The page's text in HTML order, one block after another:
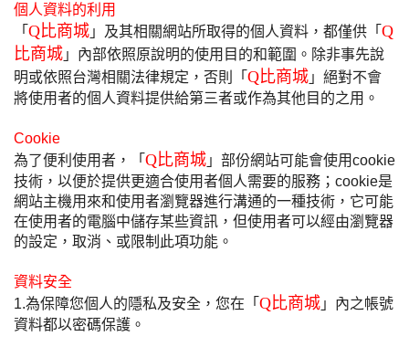
個人資料的利用
「 Q比商城 」及其相關網站所取得的個人資料，都僅供「 Q
比商城 」內部依照原說明的使用目的和範圍。除非事先說
明或依照台灣相關法律規定，否則「 Q比商城 」絕對不會
將使用者的個人資料提供給第三者或作為其他目的之用。
Cookie
為了便利使用者，「 Q比商城 」部份網站可能會使用cookie
技術，以便於提供更適合使用者個人需要的服務；cookie是
網站主機用來和使用者瀏覽器進行溝通的一種技術，它可能
在使用者的電腦中儲存某些資訊，但使用者可以經由瀏覽器
的設定，取消、或限制此項功能。
資料安全
1.為保障您個人的隱私及安全，您在「 Q比商城 」內之帳號
資料都以密碼保護。